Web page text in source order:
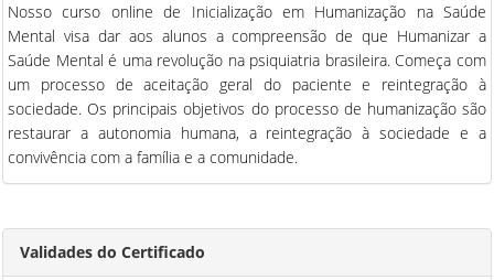
Nosso curso online de Inicialização em Humanização na Saúde
Mental visa dar aos alunos a compreensão de que Humanizar a
Saúde Mental é uma revolução na psiquiatria brasileira. Começa com
um processo de aceitação geral do paciente e reintegração à
sociedade. Os principais objetivos do processo de humanização são
restaurar a autonomia humana, a reintegração à sociedade e a
convivência com a família e a comunidade.
Validades do Certificado